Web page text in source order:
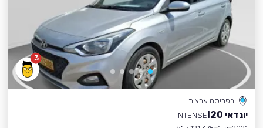
3
בפריסה ארצית
יונדאי I20
INTENSE